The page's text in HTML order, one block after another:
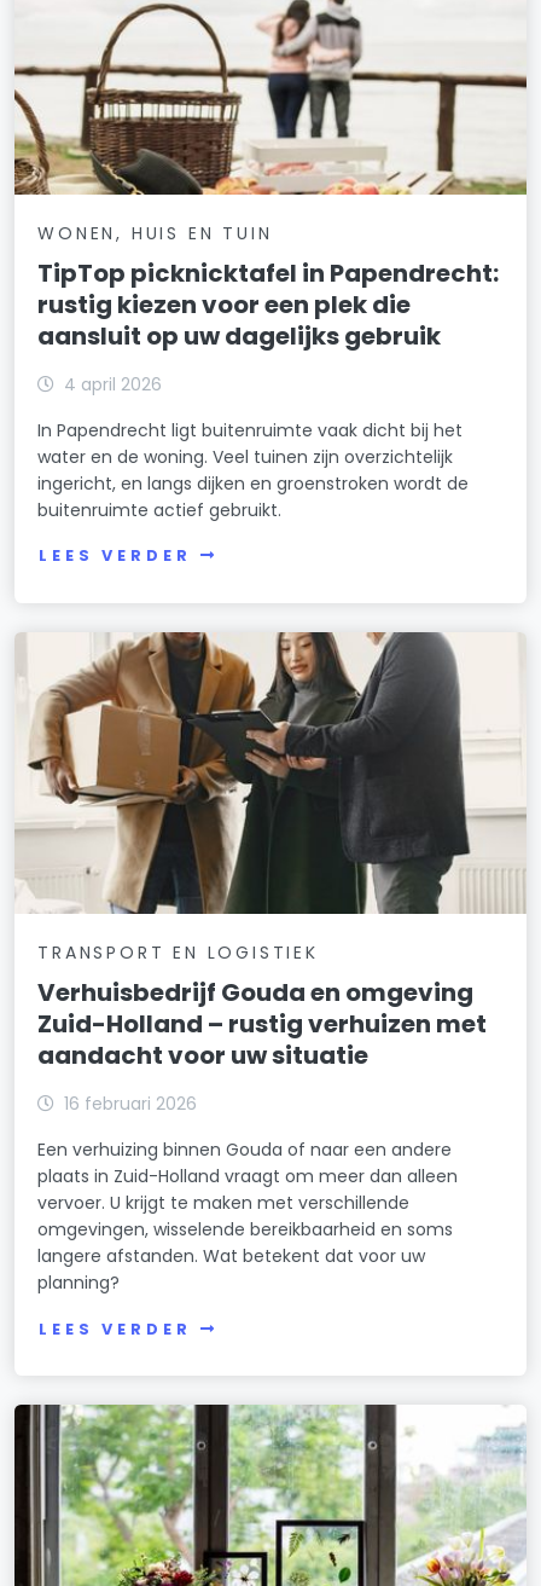
WONEN, HUIS EN TUIN
TipTop picknicktafel in Papendrecht:
rustig kiezen voor een plek die
aansluit op uw dagelijks gebruik
4 april 2026
In Papendrecht ligt buitenruimte vaak dicht bij het
water en de woning. Veel tuinen zijn overzichtelijk
ingericht, en langs dijken en groenstroken wordt de
buitenruimte actief gebruikt.
LEES VERDER
TRANSPORT EN LOGISTIEK
Verhuisbedrijf Gouda en omgeving
Zuid-Holland – rustig verhuizen met
aandacht voor uw situatie
16 februari 2026
Een verhuizing binnen Gouda of naar een andere
plaats in Zuid-Holland vraagt om meer dan alleen
vervoer. U krijgt te maken met verschillende
omgevingen, wisselende bereikbaarheid en soms
langere afstanden. Wat betekent dat voor uw
planning?
LEES VERDER